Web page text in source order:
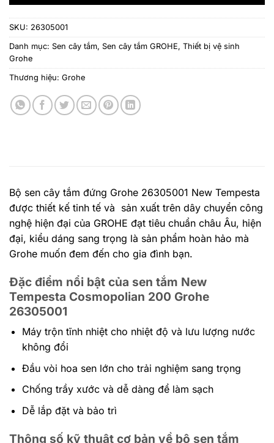
SKU: 26305001
Danh mục: Sen cây tắm, Sen cây tắm GROHE, Thiết bị vệ sinh
Grohe
Thương hiệu: Grohe
Bộ sen cây tắm đứng Grohe 26305001 New Tempesta
được thiết kế tinh tế và sản xuất trên dây chuyển công
nghệ hiện đại của GROHE đạt tiêu chuẩn châu Âu, hiện
đại, kiểu dáng sang trọng là sản phẩm hoàn hảo mà
Grohe muốn đem đến cho gia đình bạn.
Đặc điểm nổi bật của sen tắm New
Tempesta Cosmopolian 200 Grohe
26305001
Máy trộn tĩnh nhiệt cho nhiệt độ và lưu lượng nước
không đổi
Đầu vòi hoa sen lớn cho trải nghiệm sang trọng
Chống trầy xước và dễ dàng để làm sạch
Dễ lắp đặt và bảo trì
Thông số kỹ thuật cơ bản về bộ sen tắm